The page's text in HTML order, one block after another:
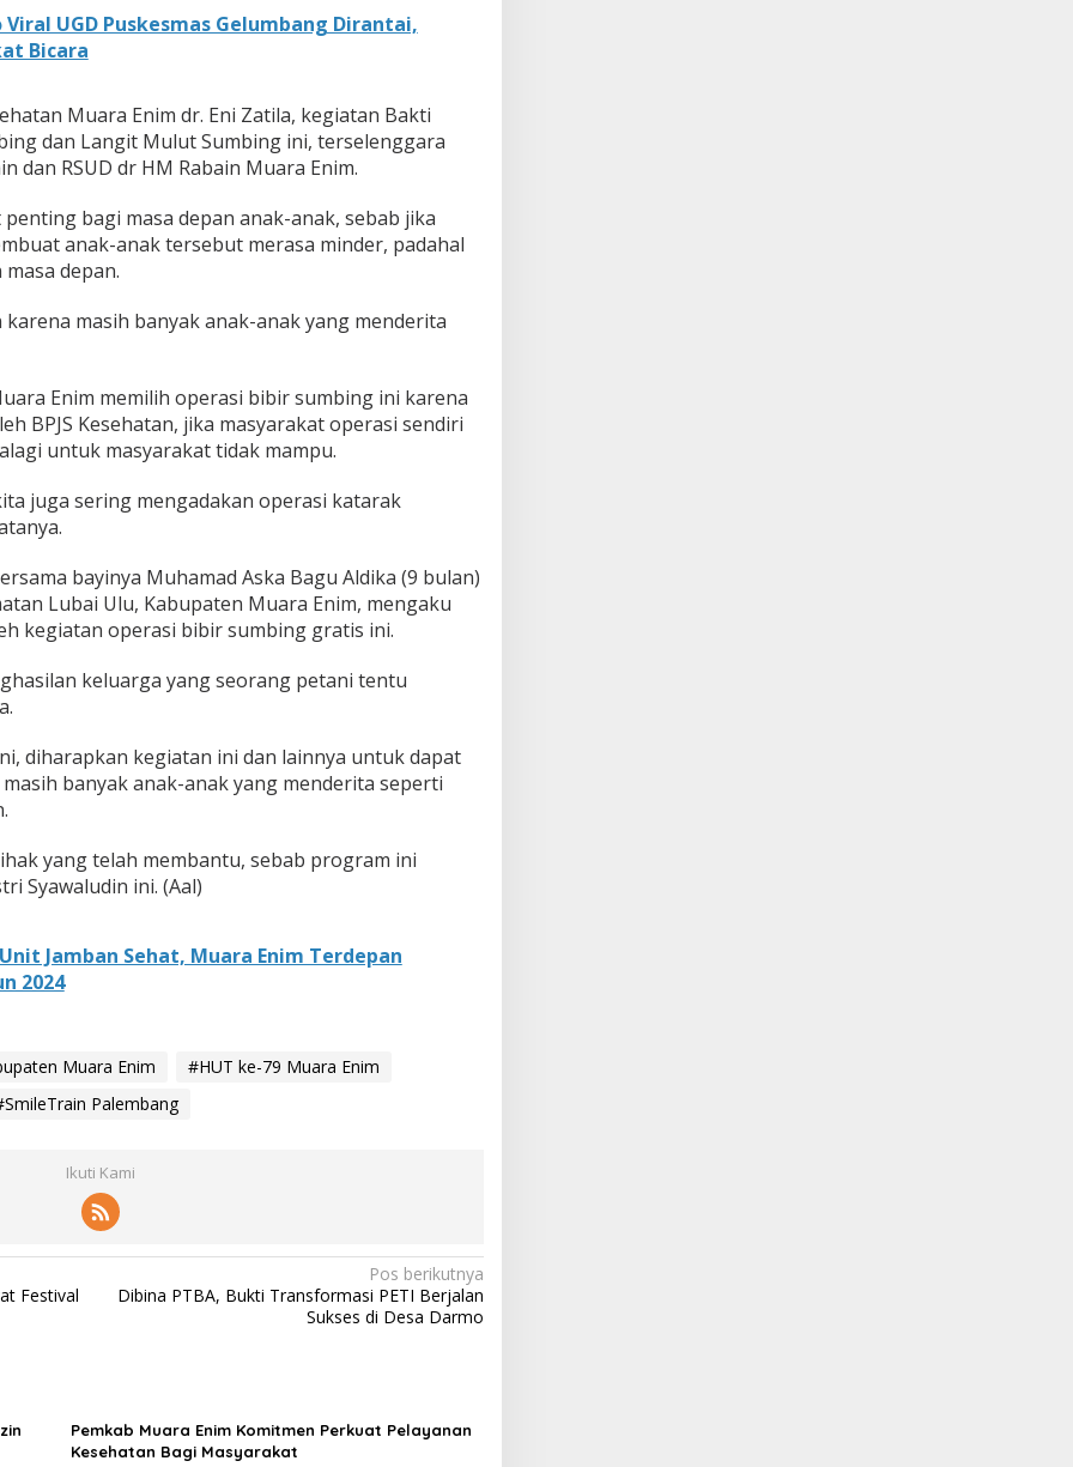
UGD Puskesmas Gelumbang Dirantai,
Bicara
Muara Enim dr. Eni Zatila, kegiatan Bakti
dan Langit Mulut Sumbing ini, terselenggara
dan RSUD dr HM Rabain Muara Enim.
bagi masa depan anak-anak, sebab jika
anak-anak tersebut merasa minder, padahal
depan.
masih banyak anak-anak yang menderita
Enim memilih operasi bibir sumbing ini karena
BPJS Kesehatan, jika masyarakat operasi sendiri
untuk masyarakat tidak mampu.
juga sering mengadakan operasi katarak
bayinya Muhamad Aska Bagu Aldika (9 bulan)
Lubai Ulu, Kabupaten Muara Enim, mengaku
kegiatan operasi bibir sumbing gratis ini.
keluarga yang seorang petani tentu
diharapkan kegiatan ini dan lainnya untuk dapat
banyak anak-anak yang menderita seperti
yang telah membantu, sebab program ini
Syawaludin ini. (Aal)
Jamban Sehat, Muara Enim Terdepan
2024
Muara Enim
#HUT ke-79 Muara Enim
Palembang
Ikuti Kami
Festival
Pos berikutnya
Dibina PTBA, Bukti Transformasi PETI Berjalan
Sukses di Desa Darmo
Pemkab Muara Enim Komitmen Perkuat Pelayanan
Kesehatan Bagi Masyarakat